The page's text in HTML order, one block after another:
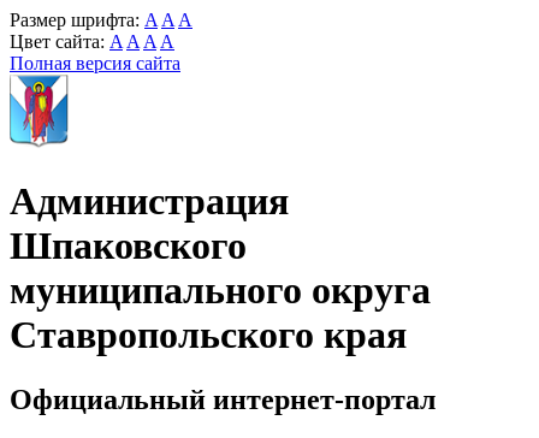
Размер шрифта: A A A
Цвет сайта: A A A A
Полная версия сайта
Администрация
Шпаковского
муниципального округа
Ставропольского края
Официальный интернет-портал